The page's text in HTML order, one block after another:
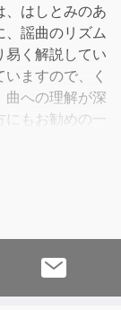
、はしとみのあ
、謡曲のリズム
易く解説してい
ますので、く
曲への理解が深
にもお勧めの一